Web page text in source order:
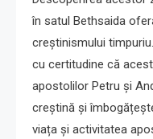
în satul Bethsaida
creștinismului
cu certitudine că
apostolilor Petru și
creștină și
viața și activitatea